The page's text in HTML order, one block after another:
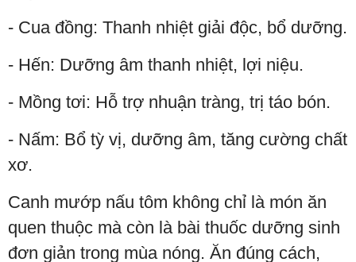
- Cua đồng: Thanh nhiệt giải độc, bổ dưỡng.
- Hến: Dưỡng âm thanh nhiệt, lợi niệu.
- Mồng tơi: Hỗ trợ nhuận tràng, trị táo bón.
- Nấm: Bổ tỳ vị, dưỡng âm, tăng cường chất
xơ.
Canh mướp nấu tôm không chỉ là món ăn
quen thuộc mà còn là bài thuốc dưỡng sinh
đơn giản trong mùa nóng. Ăn đúng cách,